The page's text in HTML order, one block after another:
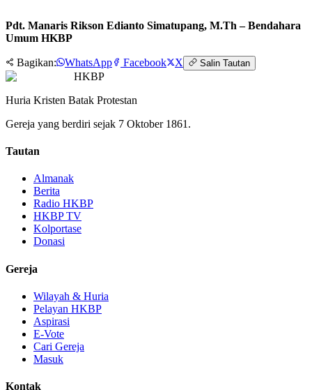
Pdt. Manaris Rikson Edianto Simatupang, M.Th – Bendahara
Umum HKBP
Bagikan: WhatsApp Facebook X Salin Tautan
HKBP
Huria Kristen Batak Protestan
Gereja yang berdiri sejak 7 Oktober 1861.
Tautan
Almanak
Berita
Radio HKBP
HKBP TV
Kolportase
Donasi
Gereja
Wilayah & Huria
Pelayan HKBP
Aspirasi
E-Vote
Cari Gereja
Masuk
Kontak